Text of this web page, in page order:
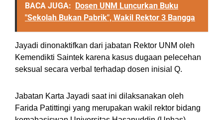
BACA JUGA: Dosen UNM Luncurkan Buku
"Sekolah Bukan Pabrik", Wakil Rektor 3 Bangga
Jayadi dinonaktifkan dari jabatan Rektor UNM oleh
Kemendikti Saintek karena kasus dugaan pelecehan
seksual secara verbal terhadap dosen inisial Q.
Jabatan Karta Jayadi saat ini dilaksanakan oleh
Farida Patittingi yang merupakan wakil rektor bidang